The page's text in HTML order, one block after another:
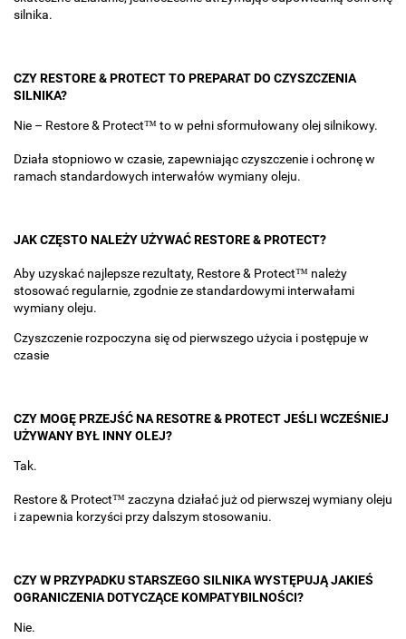
silnika.
CZY RESTORE & PROTECT TO PREPARAT DO CZYSZCZENIA
SILNIKA?
Nie – Restore & Protect™ to w pełni sformułowany olej silnikowy.
Działa stopniowo w czasie, zapewniając czyszczenie i ochronę w
ramach standardowych interwałów wymiany oleju.
JAK CZĘSTO NALEŻY UŻYWAĆ RESTORE & PROTECT?
Aby uzyskać najlepsze rezultaty, Restore & Protect™ należy
stosować regularnie, zgodnie ze standardowymi interwałami
wymiany oleju.
Czyszczenie rozpoczyna się od pierwszego użycia i postępuje w
czasie
CZY MOGĘ PRZEJŚĆ NA RESOTRE & PROTECT JEŚLI WCZEŚNIEJ
UŻYWANY BYŁ INNY OLEJ?
Tak.
Restore & Protect™ zaczyna działać już od pierwszej wymiany oleju
i zapewnia korzyści przy dalszym stosowaniu.
CZY W PRZYPADKU STARSZEGO SILNIKA WYSTĘPUJĄ JAKIEŚ
OGRANICZENIA DOTYCZĄCE KOMPATYBILNOŚCI?
Nie.